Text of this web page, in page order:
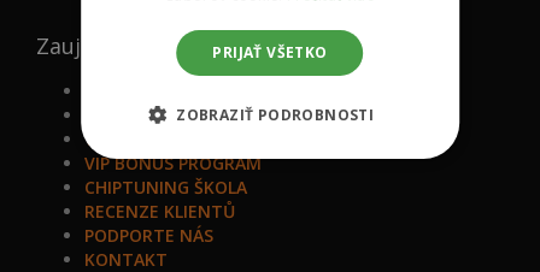
Zaujíma Vás
PROČ MY
VÁLCOVÁ SKÚŠOBŇA
VIP BONUS PROGRAM
CHIPTUNING ŠKOLA
RECENZE KLIENTŮ
PODPORTE NÁS
KONTAKT
PRIJAŤ VŠETKO
ZOBRAZIŤ PODROBNOSTI